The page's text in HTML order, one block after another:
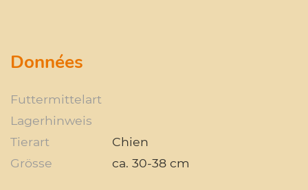
Données
Futtermittelart
Lagerhinweis
Tierart
Chien
Grösse
ca. 30-38 cm